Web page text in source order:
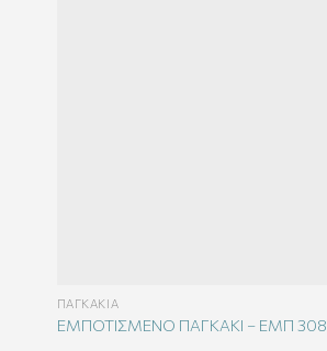
ΠΑΓΚΆΚΙΑ
ΕΜΠΟΤΙΣΜΕΝΟ ΠΑΓΚΑΚΙ – EΜΠ 308